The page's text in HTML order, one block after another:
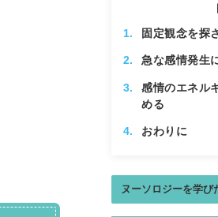
固定観念を探
急な感情発生
感情のエネル
める
おわりに
ヌーソロジーを学び